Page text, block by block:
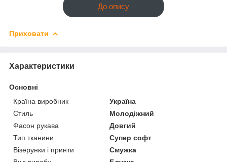
До опису
Приховати
Характеристики
Основні
Країна виробник
Україна
Стиль
Молодіжний
Фасон рукава
Довгий
Тип тканини
Супер софт
Візерунки і принти
Смужка